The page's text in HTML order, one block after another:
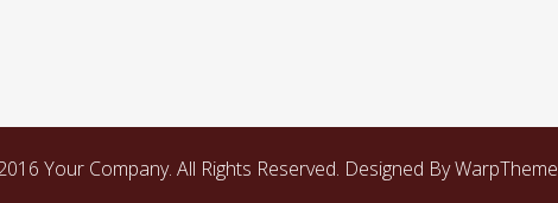
Your Company. All Rights Reserved. Designed By WarpTheme